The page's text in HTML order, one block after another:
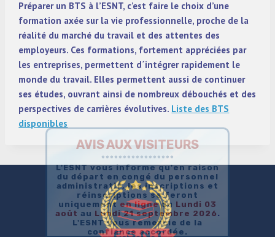
Préparer un BTS à l’ESNT, c’est faire le choix d’une
formation axée sur la vie professionnelle, proche de la
réalité du marché du travail et des attentes des
employeurs. Ces formations, fortement appréciées par
les entreprises, permettent d´intégrer rapidement le
monde du travail. Elles permettent aussi de continuer
ses études, ouvrant ainsi de nombreux débouchés et des
perspectives de carrières évolutives. Liste des BTS
disponibles
AVIS AUX VISITEURS
*****************
L'ESNT vous informe qu'en raison
du départ en congé du personnel
administratif, les inscriptions et
réinscriptions se feront
uniquement en lignedu Lundi 03
août au Lundi 21 septembre 2026 .
L'ESNT vous remercie de la
confiance accordée.